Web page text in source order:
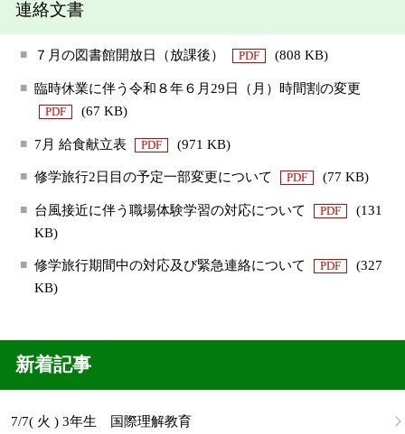
連絡文書
７月の図書館開放日（放課後） PDF (808 KB)
臨時休業に伴う令和８年６月29日（月）時間割の変更
PDF (67 KB)
7月 給食献立表 PDF (971 KB)
修学旅行2日目の予定一部変更について PDF (77 KB)
台風接近に伴う職場体験学習の対応について PDF
(131
KB)
修学旅行期間中の対応及び緊急連絡について PDF
(327
KB)
新着記事
7/7( 火 ) 3年生 国際理解教育